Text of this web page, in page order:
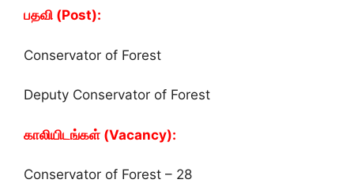
பதவி (Post):
Conservator of Forest
Deputy Conservator of Forest
காலியிடங்கள் (Vacancy):
Conservator of Forest – 28